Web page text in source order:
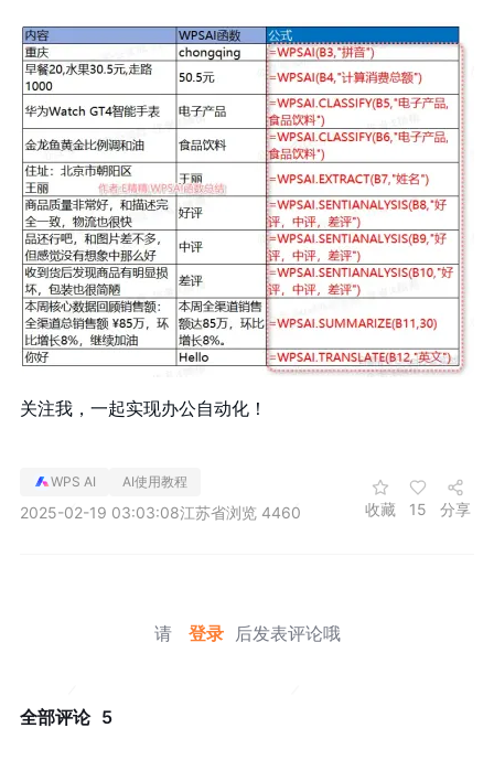
关注我，一起实现办公自动化！
WPS AI AI使用教程
2025-02-19 03:03:08江苏省浏览 4460 收藏 15 分享
请 登录 后发表评论哦
全部评论 5